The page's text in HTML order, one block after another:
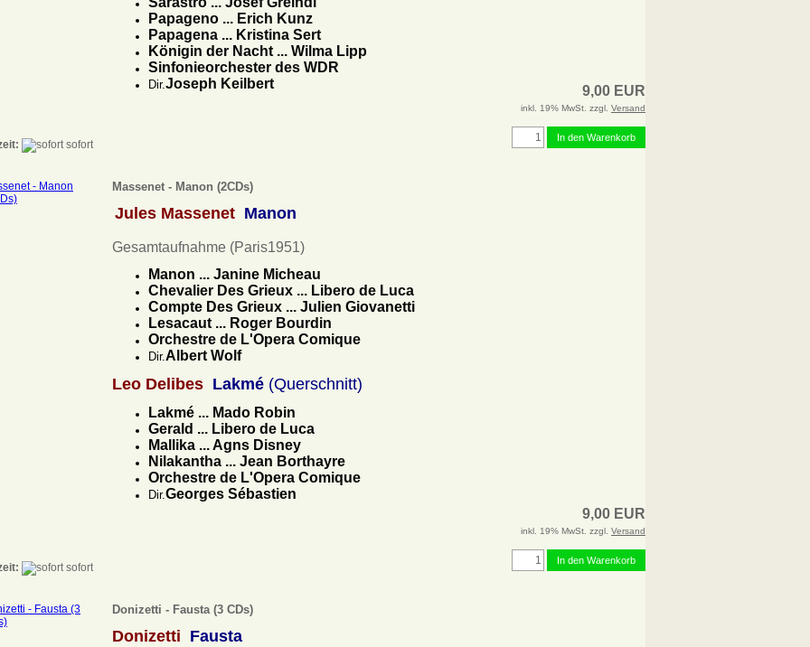
Papageno ... Erich Kunz
Papagena ... Kristina Sert
Königin der Nacht ... Wilma Lipp
Sinfonieorchester des WDR
Dir.Joseph Keilbert 9,00 EUR
inkl. 19% MwSt. zzgl. Versand
sofort
In den Warenkorb
Massenet - Manon (2CDs)
Jules Massenet Manon
Gesamtaufnahme (Paris1951)
Manon ... Janine Micheau
Chevalier Des Grieux ... Libero de Luca
Compte Des Grieux ... Julien Giovanetti
Lesacaut ... Roger Bourdin
Orchestre de L'Opera Comique
Dir.Albert Wolf
Leo Delibes Lakmé (Querschnitt)
Lakmé ... Mado Robin
Gerald ... Libero de Luca
Mallika ... Agns Disney
Nilakantha ... Jean Borthayre
Orchestre de L'Opera Comique
Dir.Georges Sébastien
9,00 EUR
inkl. 19% MwSt. zzgl. Versand
sofort
In den Warenkorb
Donizetti - Fausta (3 CDs)
Donizetti Fausta